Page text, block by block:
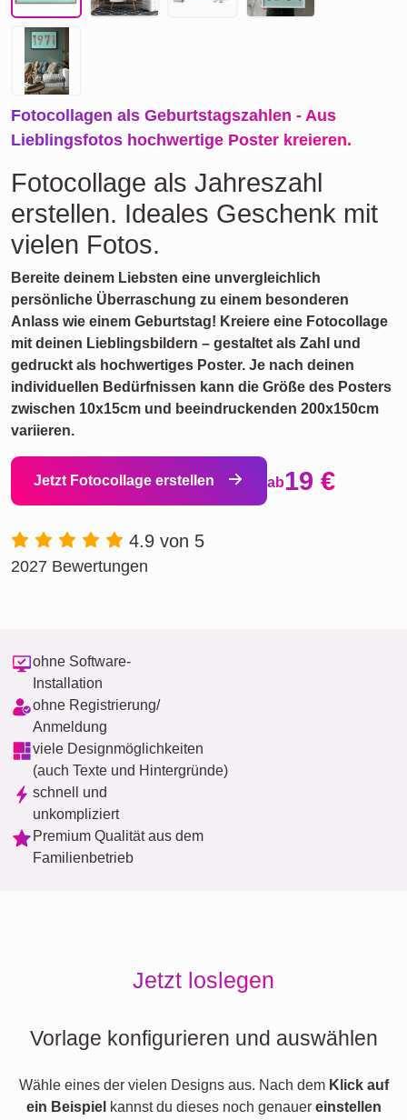
Fotocollagen als Geburtstagszahlen - Aus
Lieblingsfotos hochwertige Poster kreieren.
Fotocollage als Jahreszahl
erstellen. Ideales Geschenk mit
vielen Fotos.
Bereite deinem Liebsten eine unvergleichlich
persönliche Überraschung zu einem besonderen
Anlass wie einem Geburtstag! Kreiere eine Fotocollage
mit deinen Lieblingsbildern – gestaltet als Zahl und
gedruckt als hochwertiges Poster. Je nach deinen
individuellen Bedürfnissen kann die Größe des Posters
zwischen 10x15cm und beeindruckenden 200x150cm
variieren.
Jetzt Fotocollage erstellen ab19 €
4.9 von 5
2027 Bewertungen
ohne Software-
Installation
ohne Registrierung/
Anmeldung
viele Designmöglichkeiten
(auch Texte und Hintergründe)
schnell und
unkompliziert
Premium Qualität aus dem
Familienbetrieb
Jetzt loslegen
Vorlage konfigurieren und auswählen
Wähle eines der vielen Designs aus. Nach dem Klick auf
ein Beispiel kannst du dieses noch genauer einstellen